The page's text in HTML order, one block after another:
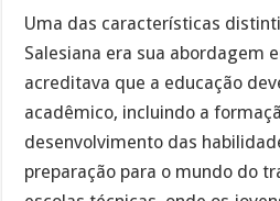
Uma das características
Salesiana era sua abordagem
acreditava que a educação
acadêmico, incluindo a
desenvolvimento das
preparação para o mundo do